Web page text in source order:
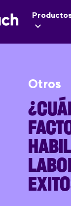
Otros